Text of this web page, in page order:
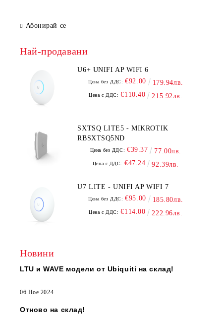
Абонирай се
Най-продавани
U6+ UNIFI AP WIFI 6
Цена без ДДС: €92.00 179.94лв.
Цена с ДДС: €110.40 215.92лв.
SXTSQ LITE5 - MIKROTIK
RBSXTSQ5ND
Цена без ДДС: €39.37 77.00лв.
Цена с ДДС: €47.24 92.39лв.
U7 LITE - UNIFI AP WIFI 7
Цена без ДДС: €95.00 185.80лв.
Цена с ДДС: €114.00 222.96лв.
Новини
LTU и WAVE модели от Ubiquiti на склад!
06 Ное 2024
Отново на склад!